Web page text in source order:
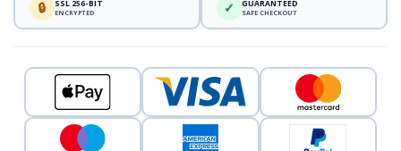
🔒 SSL 256-BIT
ENCRYPTED ✓ GUARANTEED
SAFE CHECKOUT